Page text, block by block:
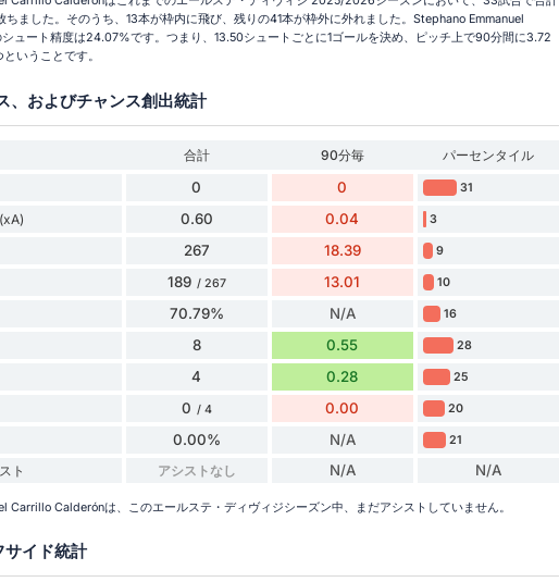
ちました。そのうち、13本が枠内に飛び、残りの41本が枠外に外れました。Stephano Emmanuel
ュート精度は24.07%です。つまり、13.50シュートごとに1ゴールを決め、ピッチ上で90分間に3.72
いうことです。
、およびチャンス創出統計
合計 90分毎
パーセンタイル
0 0 31
0.60 0.04 3
267 18.39 9
189 / 267 13.01 10
70.79% N/A 16
8 0.55 28
4 0.28 25
0 / 4 0.00 20
0.00% N/A 21
ト アシストなし N/A N/A
Carrillo Calderónは、このエールステ・ディヴィジシーズン中、まだアシストしていません。
サイド統計